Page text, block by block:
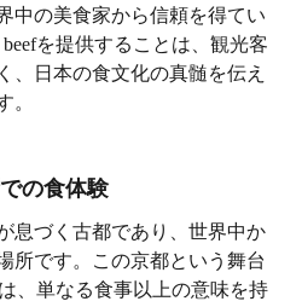
中の美食家から信頼を得てい
を提供することは、観光客
、日本の食文化の真髄を伝え
。
の食体験
息づく古都であり、世界中か
所です。この京都という舞台
、単なる食事以上の意味を持